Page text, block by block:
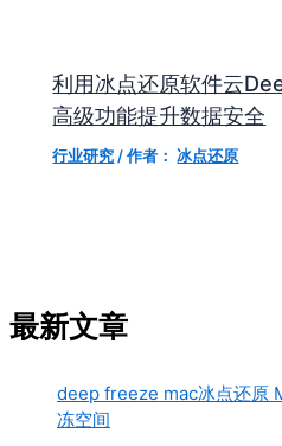
利用冰点还原软件云
高级功能提升数据安全
行业研究 / 作者： 冰点还原
最新文章
deep freeze mac冰点还原
冻空间